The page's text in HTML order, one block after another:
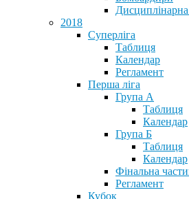
2018
Суперліга
Таблиця
Календар
Регламент
Перша ліга
Група А
Таблиця
Календар
Група Б
Таблиця
Календар
Фінальна
Регламент
Кубок